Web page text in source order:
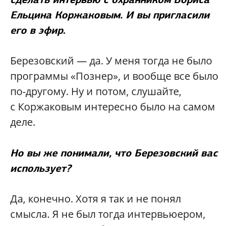
Ельцина Коржаковым. И вы пригласили
его в эфир.
Березовский — да. У меня тогда не было
программы «Познер», и вообще все было
по-другому. Ну и потом, слушайте,
с Коржаковым интересно было на самом
деле.
Но вы же понимали, что Березовский вас
использует?
Да, конечно. Хотя я так и не понял
смысла. Я не был тогда интервьюером,